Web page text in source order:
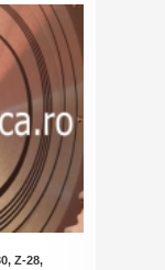
Z-28,